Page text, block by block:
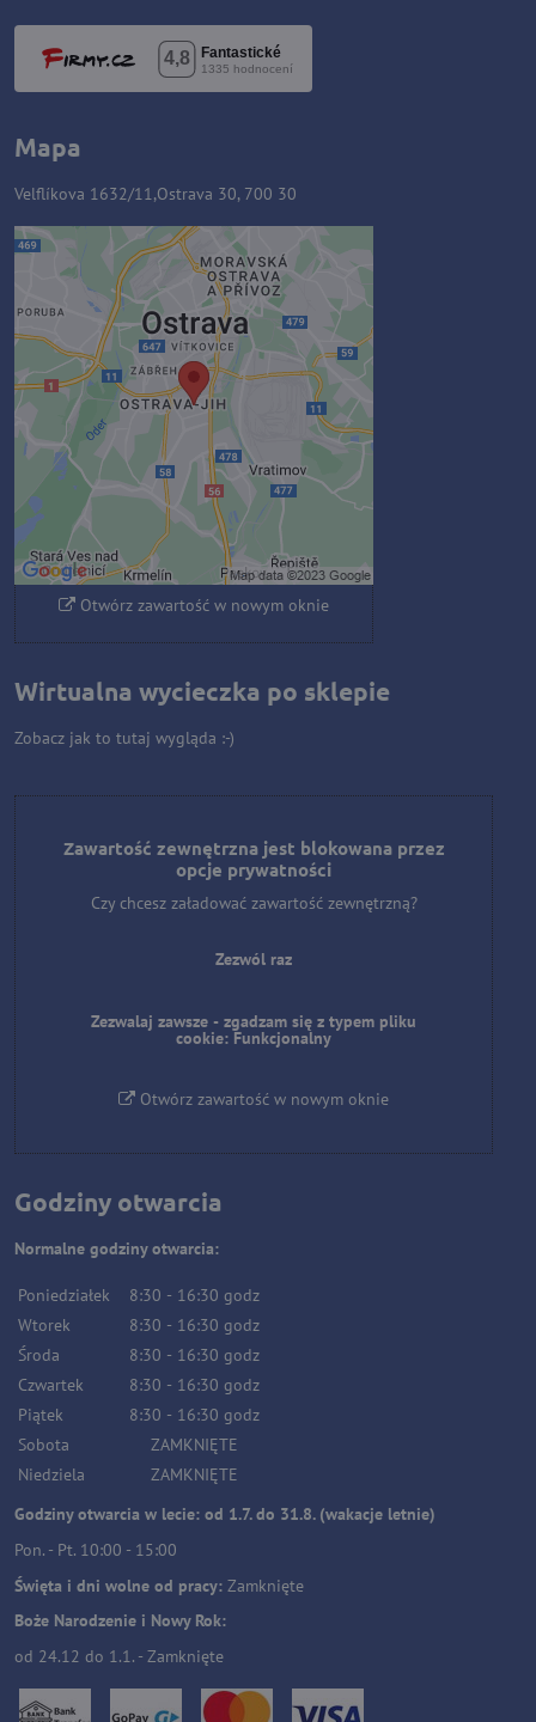
Mapa
Velflíkova 1632/11,Ostrava 30, 700 30
Zawartość zewnętrzna jest
blokowana przez opcje
prywatności
Czy chcesz załadować zawartość
zewnętrzną?
Zezwól raz
Zezwalaj zawsze - zgadzam się z
typem pliku cookie: Funkcjonalny
Otwórz zawartość w nowym oknie
Wirtualna wycieczka po sklepie
Zobacz jak to tutaj wygląda :-)
Zawartość zewnętrzna jest blokowana przez
opcje prywatności
Czy chcesz załadować zawartość zewnętrzną?
Zezwól raz
Zezwalaj zawsze - zgadzam się z typem pliku
cookie: Funkcjonalny
Otwórz zawartość w nowym oknie
Godziny otwarcia
Normalne godziny otwarcia:
Poniedziałek 8:30 - 16:30 godz
Wtorek
8:30 - 16:30 godz
Środa
8:30 - 16:30 godz
Czwartek
8:30 - 16:30 godz
Piątek
8:30 - 16:30 godz
Sobota
ZAMKNIĘTE
Niedziela
ZAMKNIĘTE
Godziny otwarcia w lecie: od 1.7. do 31.8. (wakacje letnie)
Pon. - Pt. 10:00 - 15:00
Święta i dni wolne od pracy: Zamknięte
Boże Narodzenie i Nowy Rok:
od 24.12 do 1.1. - Zamknięte